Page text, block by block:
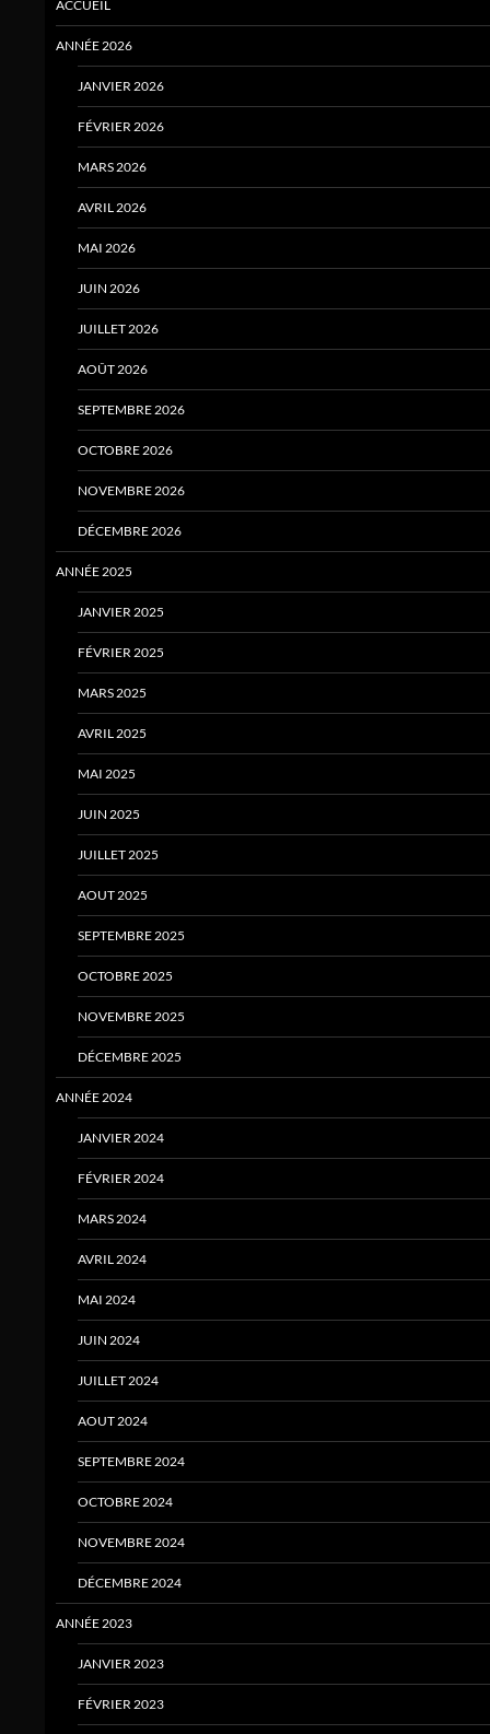
ACCUEIL
ANNÉE 2026
JANVIER 2026
FÉVRIER 2026
MARS 2026
AVRIL 2026
MAI 2026
JUIN 2026
JUILLET 2026
AOÛT 2026
SEPTEMBRE 2026
OCTOBRE 2026
NOVEMBRE 2026
DÉCEMBRE 2026
ANNÉE 2025
JANVIER 2025
FÉVRIER 2025
MARS 2025
AVRIL 2025
MAI 2025
JUIN 2025
JUILLET 2025
AOUT 2025
SEPTEMBRE 2025
OCTOBRE 2025
NOVEMBRE 2025
DÉCEMBRE 2025
ANNÉE 2024
JANVIER 2024
FÉVRIER 2024
MARS 2024
AVRIL 2024
MAI 2024
JUIN 2024
JUILLET 2024
AOUT 2024
SEPTEMBRE 2024
OCTOBRE 2024
NOVEMBRE 2024
DÉCEMBRE 2024
ANNÉE 2023
JANVIER 2023
FÉVRIER 2023